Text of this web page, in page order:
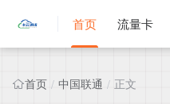
首页 流量卡
首页 / 中国联通 / 正文